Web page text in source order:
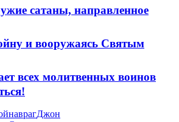
сатаны, направленное
и вооружаясь Святым
всех молитвенных воинов
врагДжон